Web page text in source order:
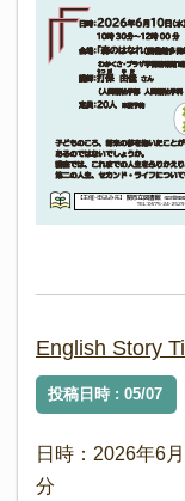
English Story
投稿日時 : 05/07
日時：2026年6